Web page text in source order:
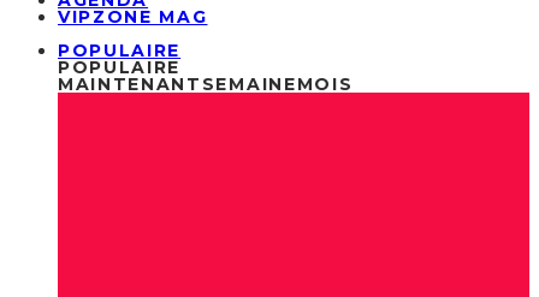
VIPZONE MAG
POPULAIRE
POPULAIRE
MAINTENANT SEMAINEMOIS